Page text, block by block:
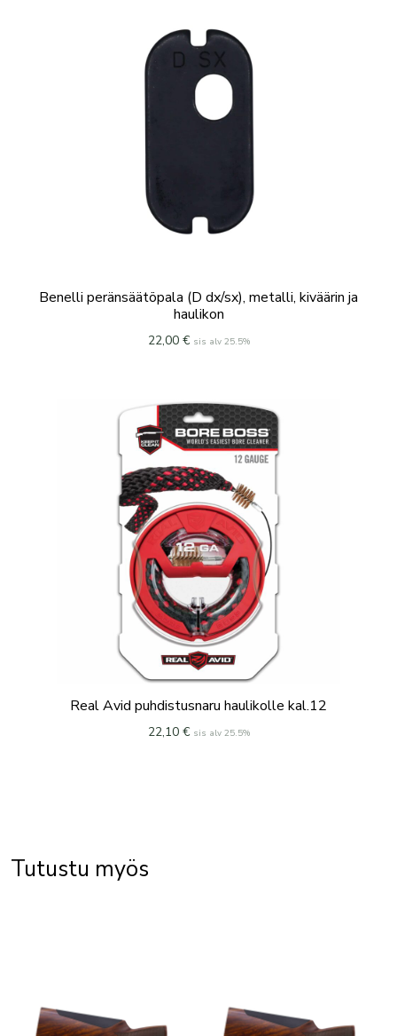
Benelli peränsäätöpala (D dx/sx), metalli, kiväärin ja
haulikon
22,00 € sis alv 25.5%
Real Avid puhdistusnaru haulikolle kal.12
22,10 € sis alv 25.5%
Tutustu myös